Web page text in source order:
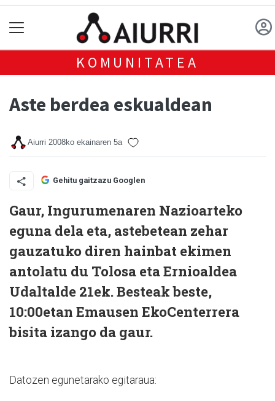
KOMUNITATEA
Aste berdea eskualdean
Aiurri 2008ko ekainaren 5a
Gehitu gaitzazu Googlen
Gaur, Ingurumenaren Nazioarteko
eguna dela eta, astebetean zehar
gauzatuko diren hainbat ekimen
antolatu du Tolosa eta Ernioaldea
Udaltalde 21ek. Besteak beste,
10:00etan Emausen EkoCenterrera
bisita izango da gaur.
Datozen egunetarako egitaraua: